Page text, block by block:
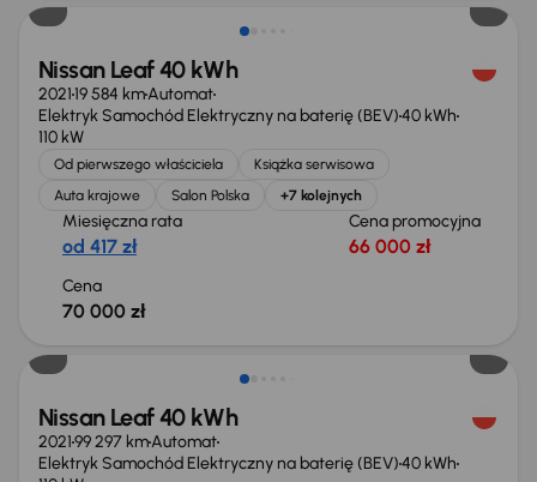
Nissan Leaf 40 kWh
202119 584 kmAutomat
Elektryk Samochód Elektryczny na baterię (BEV)40 kWh
110 kW
Od pierwszego właściciela
Książka serwisowa
Auta krajowe
Salon Polska +7 kolejnych
Miesięczna rata
od 417 zł
Cena promocyjna
66 000 zł
Cena
70 000 zł
Nissan Leaf 40 kWh
202199 297 kmAutomat
Elektryk Samochód Elektryczny na baterię (BEV)40 kWh